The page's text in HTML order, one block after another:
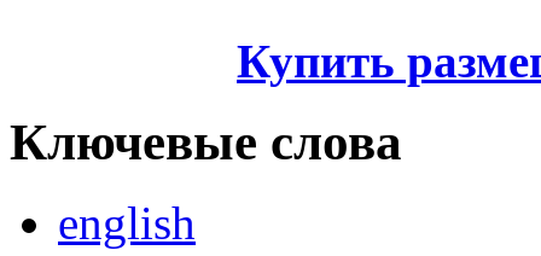
Купить
Ключевые слова
english